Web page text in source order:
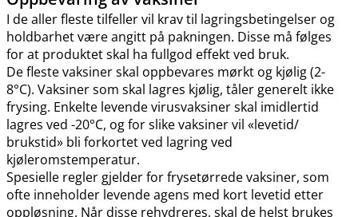
I de aller fleste tilfeller vil krav til lagringsbetingelser og
holdbarhet være angitt på pakningen. Disse må følges
for at produktet skal ha fullgod effekt ved bruk.
De fleste vaksiner skal oppbevares mørkt og kjølig (2-
8°C). Vaksiner som skal lagres kjølig, tåler generelt ikke
frysing. Enkelte levende virusvaksiner skal imidlertid
lagres ved -20°C, og for slike vaksiner vil «levetid​/​
brukstid» bli forkortet ved lagring ved
kjøleromstemperatur.
Spesielle regler gjelder for frysetørrede vaksiner, som
ofte inneholder levende agens med kort levetid etter
oppløsning. Når disse rehydreres, skal de helst brukes